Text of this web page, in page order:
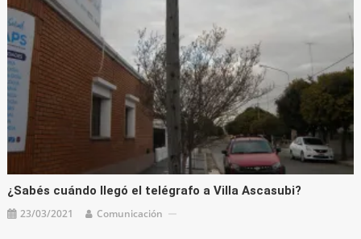
¿Sabés cuándo llegó el telégrafo a Villa Ascasubi?
23/03/2021 Comunicación